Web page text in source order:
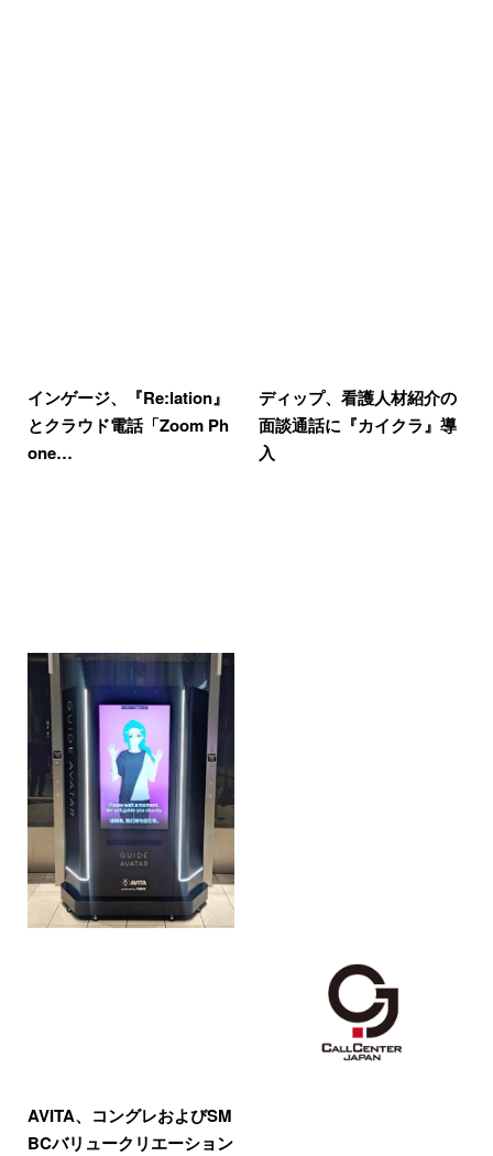
インゲージ、『Re:lation』
とクラウド電話「Zoom Ph
one…
ディップ、看護人材紹介の
面談通話に『カイクラ』導
入
AVITA、コングレおよびSM
BCバリュークリエーション